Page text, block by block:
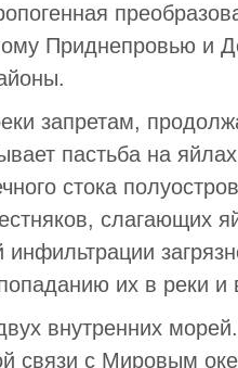
Приднепровью и
запретам,
пастьба на
стока
слагающих
инфильтрации
их в реки
внутренних
связи с Мировым